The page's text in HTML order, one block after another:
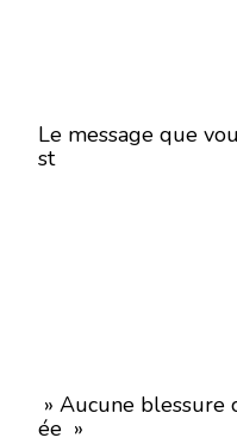
Le message que
st
» Aucune blessure
ée »